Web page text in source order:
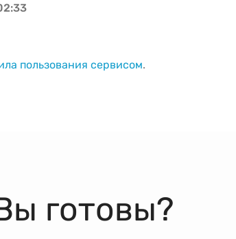
пользования сервисом.
готовы?